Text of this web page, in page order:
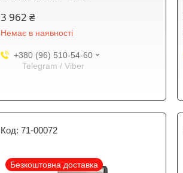
3 962 ₴
Немає в наявності
+380 (96) 510-54-60
Telegram / Viber
71-00072
Безкоштовна доставка